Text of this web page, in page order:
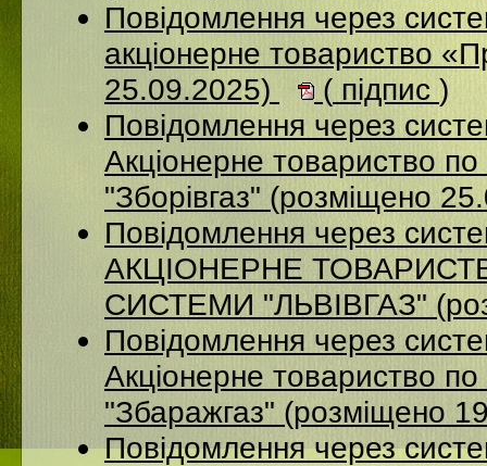
Повідомлення через
акціонерне товариство
25.09.2025)
( підпис )
Повідомлення через
Акціонерне товариство по
"Зборівгаз" (розміщено
Повідомлення через
АКЦІОНЕРНЕ
СИСТЕМИ "ЛЬВІВГАЗ"
Повідомлення через
Акцiонерне товариство по
"Збаражгаз" (розміщено
Повідомлення через